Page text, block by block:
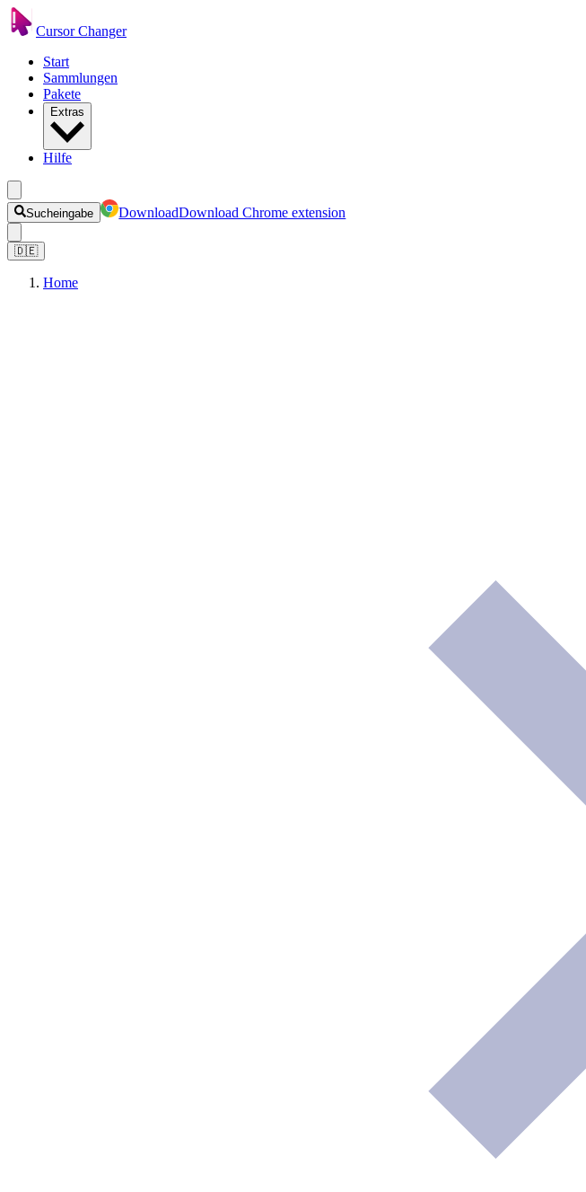
Cursor Changer
Start
Sammlungen
Pakete
Extras
Hilfe
Sucheingabe DownloadDownload Chrome extension
🇩🇪
Home